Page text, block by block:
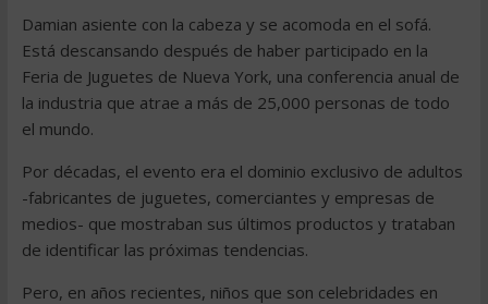
Damian asiente con la cabeza y se acomoda en el sofá.
Está descansando después de haber participado en la
Feria de Juguetes de Nueva York, una conferencia anual de
la industria que atrae a más de 25,000 personas de todo
el mundo.
Por décadas, el evento era el dominio exclusivo de adultos
-fabricantes de juguetes, comerciantes y empresas de
medios- que mostraban sus últimos productos y trataban
de identificar las próximas tendencias.
Pero, en años recientes, niños que son celebridades en